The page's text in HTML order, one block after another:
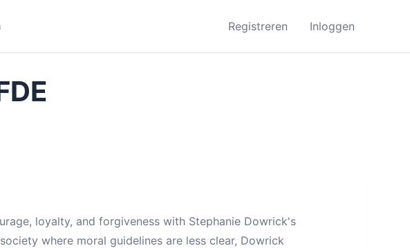
Registreren Inloggen
loyalty, and forgiveness with Stephanie Dowrick's
where moral guidelines are less clear, Dowrick